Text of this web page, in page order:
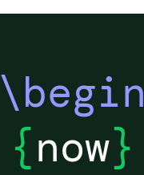
\begin
{now}